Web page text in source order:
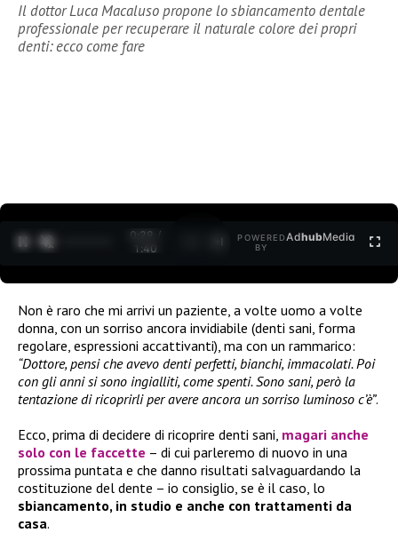
Il dottor Luca Macaluso propone lo sbiancamento dentale
professionale per recuperare il naturale colore dei propri
denti: ecco come fare
0:30 /
1:40
POWERED
BY
AdhubMedia
Non è raro che mi arrivi un paziente, a volte uomo a volte
donna, con un sorriso ancora invidiabile (denti sani, forma
regolare, espressioni accattivanti), ma con un rammarico:
“Dottore, pensi che avevo denti perfetti, bianchi, immacolati. Poi
con gli anni si sono ingialliti, come spenti. Sono sani, però la
tentazione di ricoprirli per avere ancora un sorriso luminoso c’è”.
Ecco, prima di decidere di ricoprire denti sani, magari anche
solo con le faccette – di cui parleremo di nuovo in una
prossima puntata e che danno risultati salvaguardando la
costituzione del dente – io consiglio, se è il caso, lo
sbiancamento, in studio e anche con trattamenti da
casa.